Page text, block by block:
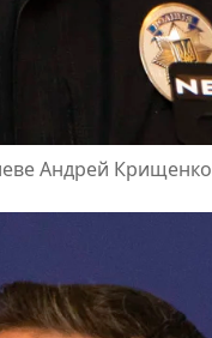
Андрей Крищенко